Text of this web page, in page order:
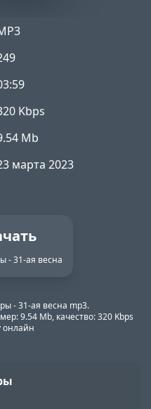
Kbps
Mb
марта 2023
- 31-ая весна
- 31-ая весна mp3.
9.54 Mb, качество: 320 Kbps
онлайн